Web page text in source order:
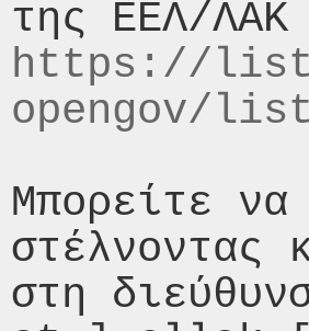
https://
opengov/
Μπορείτε
στέλνοντας
στη